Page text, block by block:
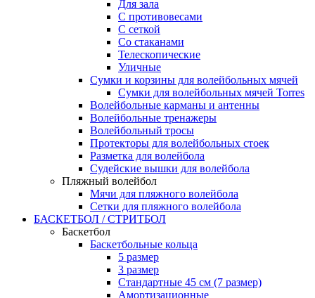
Для зала
С противовесами
С сеткой
Со стаканами
Телескопические
Уличные
Сумки и корзины для волейбольных мячей
Сумки для волейбольных мячей Torres
Волейбольные карманы и антенны
Волейбольные тренажеры
Волейбольный тросы
Протекторы для волейбольных стоек
Разметка для волейбола
Судейские вышки для волейбола
Пляжный волейбол
Мячи для пляжного волейбола
Сетки для пляжного волейбола
БАСКЕТБОЛ / СТРИТБОЛ
Баскетбол
Баскетбольные кольца
5 размер
3 размер
Стандартные 45 см (7 размер)
Амортизационные